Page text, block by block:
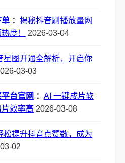
单 ： 揭秘抖音刷播放量网
度！
2026-03-04
星图开通全解析，开启你
03-03
台官网 ： AI 一键成片软
效率高 2026-03-08
松提升抖音点赞数，成为
02